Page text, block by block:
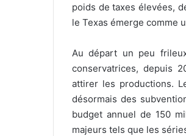
poids de taxes élevées,
le Texas émerge comme
Au départ un peu
conservatrices, depuis
attirer les productions.
désormais des
budget annuel de 150
majeurs tels que les